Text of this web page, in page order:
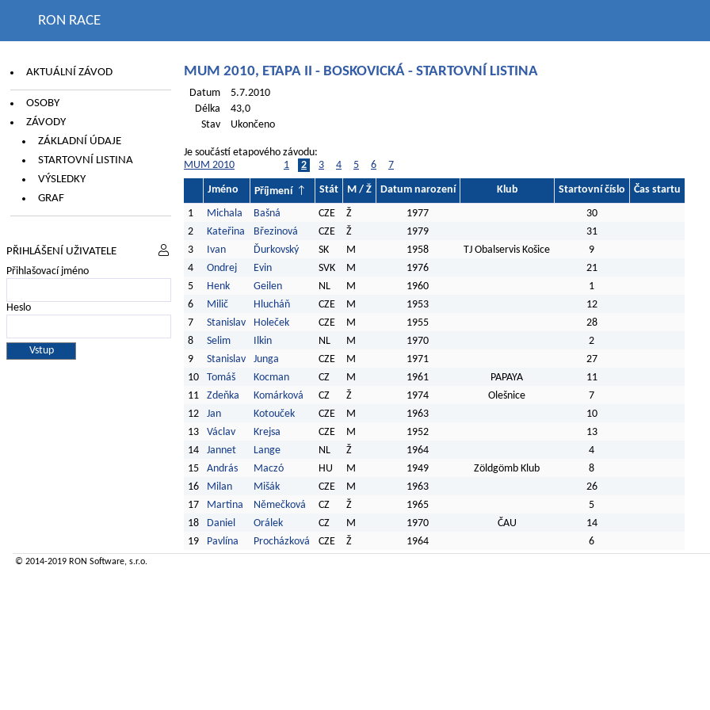
RON RACE
AKTUÁLNÍ ZÁVOD
OSOBY
ZÁVODY
ZÁKLADNÍ ÚDAJE
STARTOVNÍ LISTINA
VÝSLEDKY
GRAF
PŘIHLÁŠENÍ UŽIVATELE
Přihlašovací jméno
Heslo
MUM 2010, ETAPA II - BOSKOVICKÁ - STARTOVNÍ LISTINA
Datum
5.7.2010
Délka
43,0
Stav
Ukončeno
Je součástí etapového závodu:
MUM 2010
1 2 3 4 5 6 7
Jméno Příjmení Stát M / Ž Datum narození Klub Startovní číslo Čas startu
1 Michala Bašná CZE Ž 1977
30
2
Kateřina Březinová CZE Ž 1979
31
3
Ivan Ďurkovský SK M 1958 TJ Obalservis Košice
9
4
Ondrej Evin SVK M 1976
21
5
Henk Geilen NL M 1960
1
6
Milič Hlucháň CZE M 1953
12
7
Stanislav Holeček CZE M 1955
28
8
Selim Ilkin NL M 1970
2
9
Stanislav Junga CZE M 1971
27
10
Tomáš Kocman CZ M 1961 PAPAYA
11
11
Zdeňka Komárková CZ Ž 1974 Olešnice
7
12
Jan Kotouček CZE M 1963
10
13
Václav Krejsa CZE M 1952
13
14
Jannet Lange NL Ž 1964
4
15
András Maczó HU M 1949 Zöldgömb Klub
8
16
Milan Mišák CZE M 1963
26
17
Martina Němečková CZ Ž 1965
5
18
Daniel Orálek CZ M 1970 ČAU
14
19
Pavlína Procházková CZE Ž 1964 6
© 2014-2019 RON Software, s.r.o.